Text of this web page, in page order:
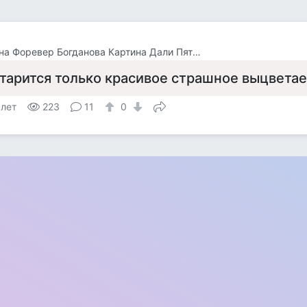
Татьяна Форевер Богданова Картина Дали Пять Минут До Пробуждения Или Кормежки Кошек
только красивое страшное
223 11 0